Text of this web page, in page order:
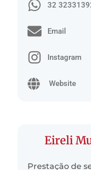
32
Email
Instagram
Website
Eireli
Prestação de